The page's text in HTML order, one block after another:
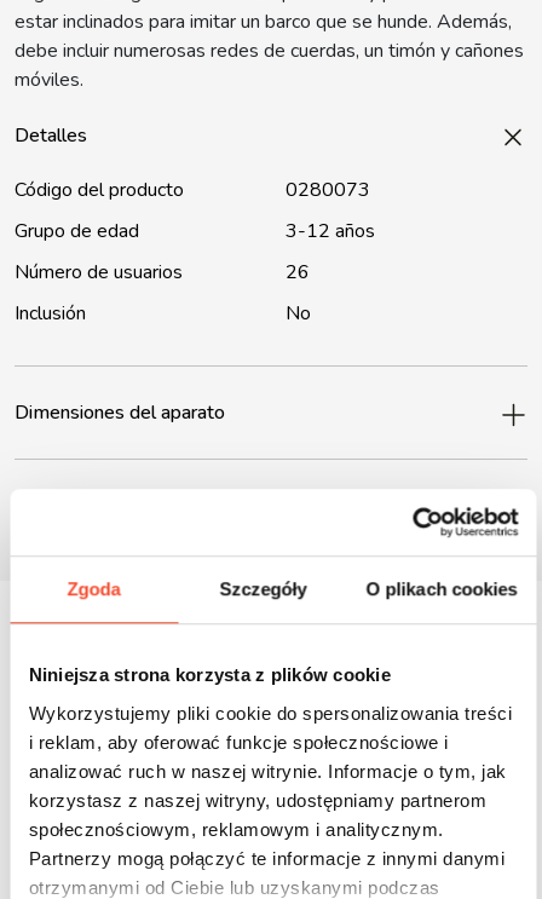
Zgoda Szczegóły O plikach cookies
Niniejsza strona korzysta z plików cookie
Wykorzystujemy pliki cookie do spersonalizowania treści
i reklam, aby oferować funkcje społecznościowe i
analizować ruch w naszej witrynie. Informacje o tym, jak
korzystasz z naszej witryny, udostępniamy partnerom
społecznościowym, reklamowym i analitycznym.
Partnerzy mogą połączyć te informacje z innymi danymi
otrzymanymi od Ciebie lub uzyskanymi podczas
estar inclinados para imitar un barco que se hunde. Además,
debe incluir numerosas redes de cuerdas, un timón y cañones
móviles.
Detalles
Código del producto
0280073
Grupo de edad
3-12 años
Número de usuarios
26
Inclusión
No
Dimensiones del aparato
Inne produkty z tej serii